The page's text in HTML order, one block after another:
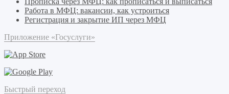
Работа в МФЦ: вакансии, как устроиться
Регистрация и закрытие ИП через МФЦ
Приложение «Госуслуги»
Быстрый переход